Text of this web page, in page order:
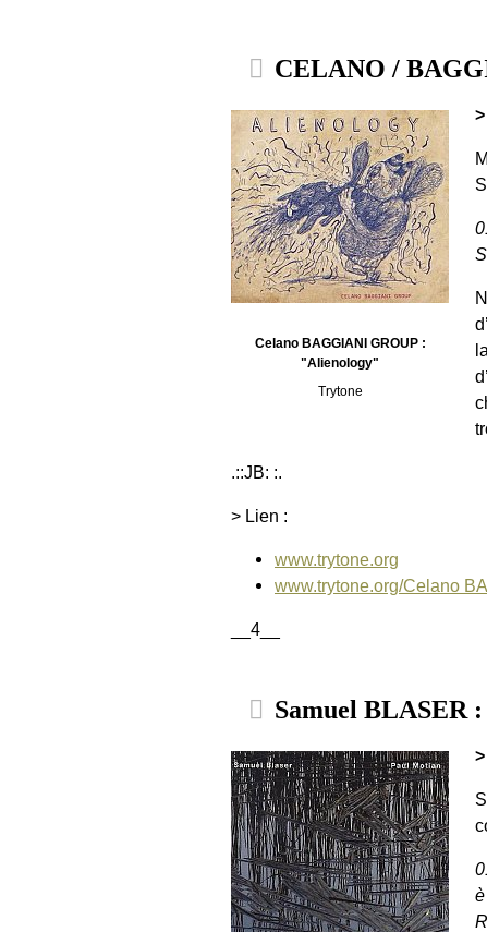
CELANO /
Celano BAGGIANI GROUP :
"Alienology"
Trytone
.::JB: :.
> Lien :
www.trytone.org
www.trytone.org/Celano
__4__
Samuel BLASER